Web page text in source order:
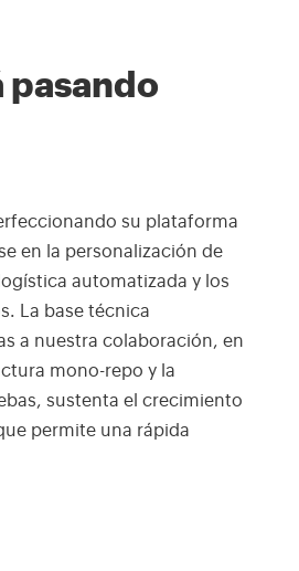
pasando
su plataforma
en la personalización de
automatizada y los
La base técnica
a nuestra colaboración, en
mono-repo y la
sustenta el crecimiento
permite una rápida